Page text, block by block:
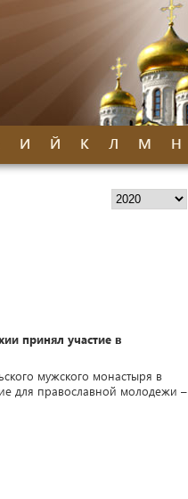
И Й К Л М Н
принял участие в
мужского монастыря в
для православной молодежи –